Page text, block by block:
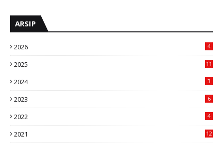
ARSIP
2026 4
2025 11
2024 3
2023 6
2022 4
2021 12